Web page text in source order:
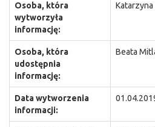
Osoba, która
wytworzyła
informację:
Katarzyna
Osoba, która
udostępnia
informację:
Beata
Data wytworzenia
informacji: